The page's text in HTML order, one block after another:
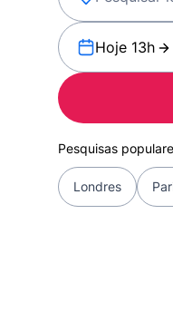
Hoje 13h
Pesquisas
Londres